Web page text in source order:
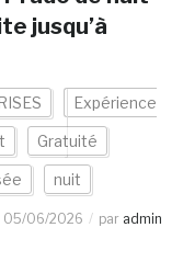
jusqu’à
Expérience
Gratuité
nuit
05/06/2026 par admin